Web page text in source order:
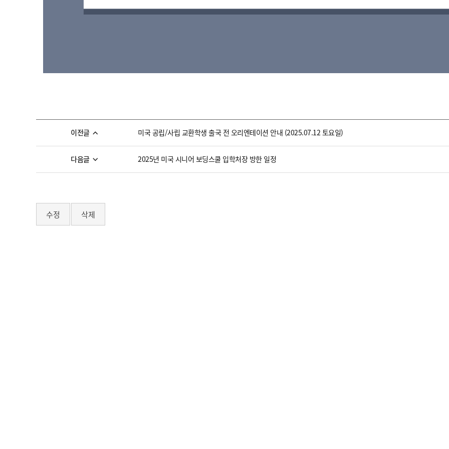
이전글 미국 공립/사립 교환학생 출국 전 오리엔테이션 안내 (2025.07.12 토요일)
다음글 2025년 미국 시니어 보딩스쿨 입학처장 방한 일정
수정 삭제